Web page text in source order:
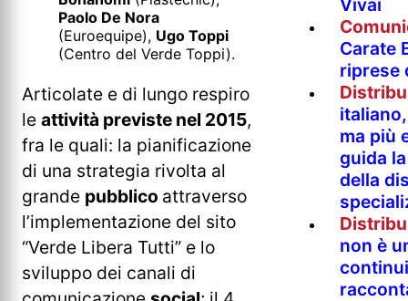
Paolo De Nora
(Euroequipe), Ugo Toppi
(Centro del Verde Toppi).
Articolate e di lungo respiro
le attività previste nel 2015,
fra le quali: la pianificazione
di una strategia rivolta al
grande pubblico attraverso
l’implementazione del sito
“Verde Libera Tutti” e lo
sviluppo dei canali di
Vivai
Carate
riprese
ma più
guida
della
non è